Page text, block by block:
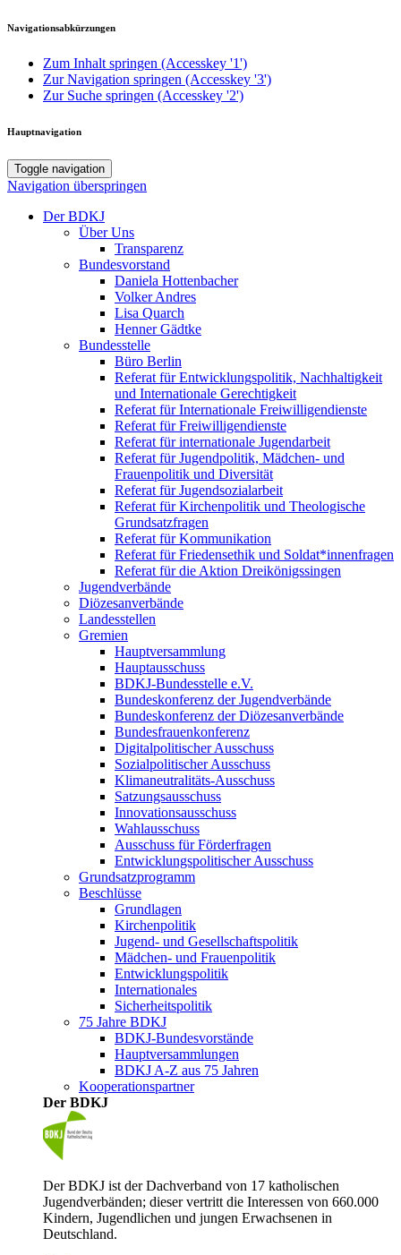
Navigationsabkürzungen
Zum Inhalt springen (Accesskey '1')
Zur Navigation springen (Accesskey '3')
Zur Suche springen (Accesskey '2')
Hauptnavigation
Toggle navigation
Navigation überspringen
Der BDKJ
Über Uns
Transparenz
Bundesvorstand
Daniela Hottenbacher
Volker Andres
Lisa Quarch
Henner Gädtke
Bundesstelle
Büro Berlin
Referat für Entwicklungspolitik, Nachhaltigkeit
und Internationale Gerechtigkeit
Referat für Internationale Freiwilligendienste
Referat für Freiwilligendienste
Referat für internationale Jugendarbeit
Referat für Jugendpolitik, Mädchen- und
Frauenpolitik und Diversität
Referat für Jugendsozialarbeit
Referat für Kirchenpolitik und Theologische
Grundsatzfragen
Referat für Kommunikation
Referat für Friedensethik und Soldat*innenfragen
Referat für die Aktion Dreikönigssingen
Jugendverbände
Diözesanverbände
Landesstellen
Gremien
Hauptversammlung
Hauptausschuss
BDKJ-Bundesstelle e.V.
Bundeskonferenz der Jugendverbände
Bundeskonferenz der Diözesanverbände
Bundesfrauenkonferenz
Digitalpolitischer Ausschuss
Sozialpolitischer Ausschuss
Klimaneutralitäts-Ausschuss
Satzungsausschuss
Innovationsausschuss
Wahlausschuss
Ausschuss für Förderfragen
Entwicklungspolitischer Ausschuss
Grundsatzprogramm
Beschlüsse
Grundlagen
Kirchenpolitik
Jugend- und Gesellschaftspolitik
Mädchen- und Frauenpolitik
Entwicklungspolitik
Internationales
Sicherheitspolitik
75 Jahre BDKJ
BDKJ-Bundesvorstände
Hauptversammlungen
BDKJ A-Z aus 75 Jahren
Kooperationspartner
Der BDKJ
Der BDKJ ist der Dachverband von 17 katholischen
Jugendverbänden; dieser vertritt die Interessen von 660.000
Kindern, Jugendlichen und jungen Erwachsenen in
Deutschland.